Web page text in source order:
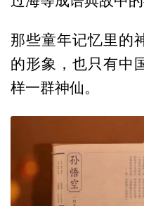
那些童年记忆里的
的形象，也只有中
样一群神仙。